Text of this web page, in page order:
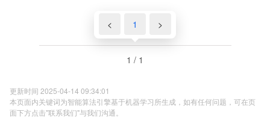
< 1 >
1 / 1
更新时间 2025-04-14 09:34:01
本页面内关键词为智能算法引擎基于机器学习所生成，如有任何问题，可在页
面下方点击"联系我们"与我们沟通。